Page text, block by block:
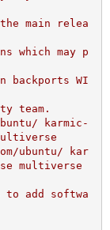
main relea
which may p
backports WI
team.
karmic-
ubuntu/ kar
multiverse
to add softwa